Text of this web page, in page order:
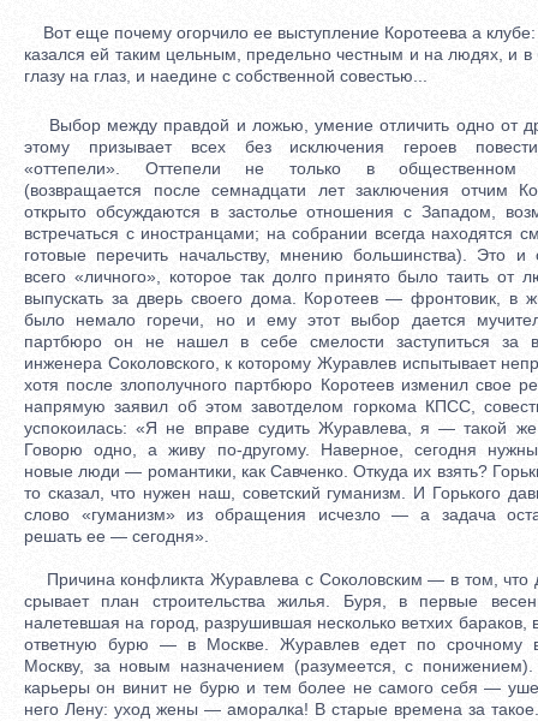
Вот еще почему огорчило ее выступление Коротеева а
казался ей таким цельным, предельно честным и на людях, и в
глазу на глаз, и наедине с собственной совестью...
Выбор между правдой и ложью, умение отличить одно от
этому призывает всех без исключения героев
«оттепели». Оттепели не только в общественном
(возвращается после семнадцати лет заключения отчим
открыто обсуждаются в застолье отношения с Западом,
встречаться с иностранцами; на собрании всегда находятся
готовые перечить начальству, мнению большинства). Это и
всего «личного», которое так долго принято было таить от
выпускать за дверь своего дома. Коротеев — фронтовик, в
было немало горечи, но и ему этот выбор дается
партбюро он не нашел в себе смелости заступиться за
инженера Соколовского, к которому Журавлев испытывает
хотя после злополучного партбюро Коротеев изменил свое
напрямую заявил об этом завотделом горкома КПСС,
успокоилась: «Я не вправе судить Журавлева, я — такой
Говорю одно, а живу по-другому. Наверное, сегодня
новые люди — романтики, как Савченко. Откуда их взять?
то сказал, что нужен наш, советский гуманизм. И Горького
слово «гуманизм» из обращения исчезло — а задача
решать ее — сегодня».
Причина конфликта Журавлева с Соколовским — в том, что
срывает план строительства жилья. Буря, в первые
налетевшая на город, разрушившая несколько ветхих бараков,
ответную бурю — в Москве. Журавлев едет по срочному
Москву, за новым назначением (разумеется, с
карьеры он винит не бурю и тем более не самого себя —
него Лену: уход жены — аморалка! В старые времена за